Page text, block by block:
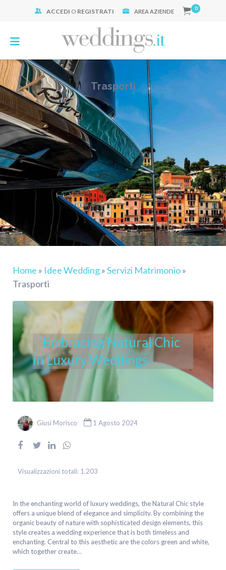
ACCEDI O REGISTRATI AREA AZIENDE 0
Trasporti
Home » Idee Wedding»Servizi Matrimonio»
Trasporti
Embracing Natural Chic
in Luxury Weddings
Giusi Morisco 1 Agosto 2024
Visualizzazioni totali: 1.203
In the enchanting world of luxury weddings, the Natural Chic style
offers a unique blend of elegance and simplicity. By combining the
organic beauty of nature with sophisticated design elements, this
style creates a wedding experience that is both timeless and
enchanting. Central to this aesthetic are the colors green and white,
which together create…